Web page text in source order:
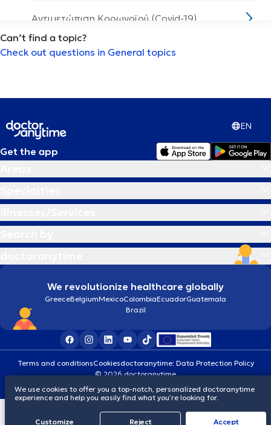
Αντιμετώπιση Κορωνοϊού (Covid-19)
Αρθροπλαστική ώμου
Αυτισμός
Αυτογνωσία
Γ Γαστρικο μποτοξ
Διαχείριση πένθους
Ε Εθισμός
Ελκώδης κολίτιδα
Can’t find a topic?
Check out questions in General topics
EN
Get the app
We revolutionize healthcare globally
GreeceBelgiumMexicoColombiaEcuadorGuatemala
Brazil
Terms and conditionsCookiesdoctoranytime: Data Protection Policy
© 2026 doctoranytime
We use cookies to offer you a top-notch, personalized doctoranytime
experience and help you easily find what you’re looking for.
Customize Reject Accept